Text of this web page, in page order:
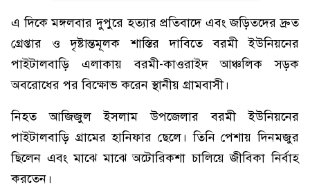
এ দিকে মঙ্গলবার দুপুরে হত্যার প্রতিবাদে এবং জড়িতদের দ্রুত
গ্রেপ্তার ও দৃষ্টান্তমূলক শাস্তির দাবিতে বরমী ইউনিয়নের
পাইটালবাড়ি এলাকায় বরমী-কাওরাইদ আঞ্চলিক সড়ক
অবরোধের পর বিক্ষোভ করেন স্থানীয় গ্রামবাসী।
নিহত আজিজুল ইসলাম উপজেলার বরমী ইউনিয়নের
পাইটালবাড়ি গ্রামের হানিফার ছেলে। তিনি পেশায় দিনমজুর
ছিলেন এবং মাঝে মাঝে অটোরিকশা চালিয়ে জীবিকা নির্বাহ
করতেন।